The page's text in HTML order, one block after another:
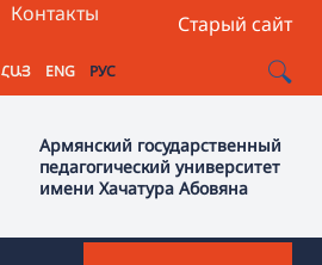
Старый сайт
Контакты
ՀԱՅ ENG РУС
Армянский государственный
педагогический университет
имени Хачатура Абовяна